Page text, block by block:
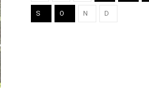
S O N D